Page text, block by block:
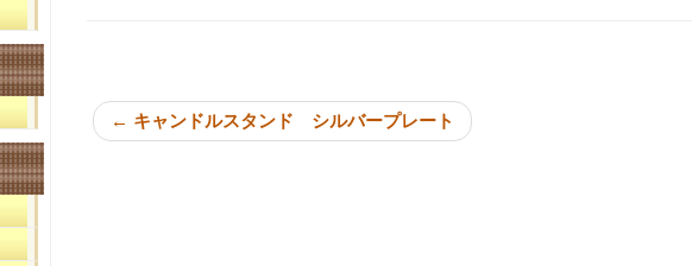
← キャンドルスタンド シルバープレート